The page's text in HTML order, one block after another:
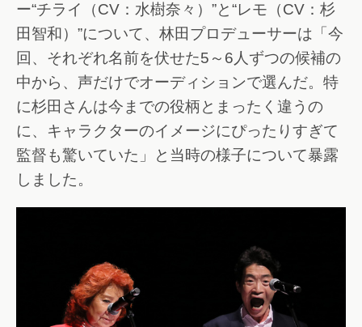
ー“チライ（CV：水樹奈々）”と“レモ（CV：杉
田智和）”について、林田プロデューサーは「今
回、それぞれ名前を伏せた5～6人ずつの候補の
中から、声だけでオーディションで選んだ。特
に杉田さんは今までの役柄とまったく違うの
に、キャラクターのイメージにぴったりすぎて
監督も驚いていた」と当時の様子について暴露
しました。